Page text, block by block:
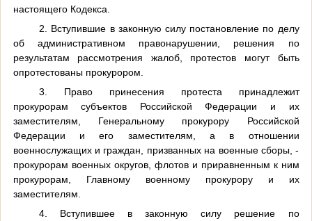
настоящего Кодекса.
2. Вступившие в законную силу постановление по делу
об административном правонарушении, решения по
результатам рассмотрения жалоб, протестов могут быть
опротестованы прокурором.
3. Право принесения протеста принадлежит
прокурорам субъектов Российской Федерации и их
заместителям, Генеральному прокурору Российской
Федерации и его заместителям, а в отношении
военнослужащих и граждан, призванных на военные сборы, -
прокурорам военных округов, флотов и приравненным к ним
прокурорам, Главному военному прокурору и их
заместителям.
4. Вступившее в законную силу решение по